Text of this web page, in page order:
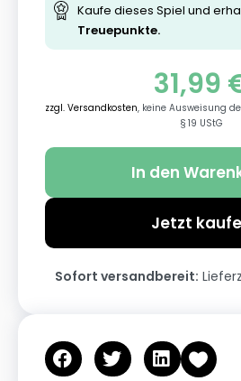
Kaufe dieses Spiel und
Treuepunkte.
31,99
zzgl. Versandkosten, keine Ausweisung
§ 19 UStG
In den
Jetzt
Sofort versandbereit: